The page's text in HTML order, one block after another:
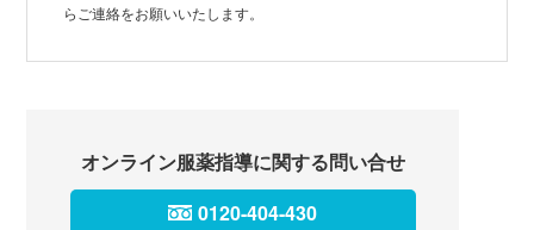
らご連絡をお願いいたします。
オンライン服薬指導に関する問い合せ
0120-404-430